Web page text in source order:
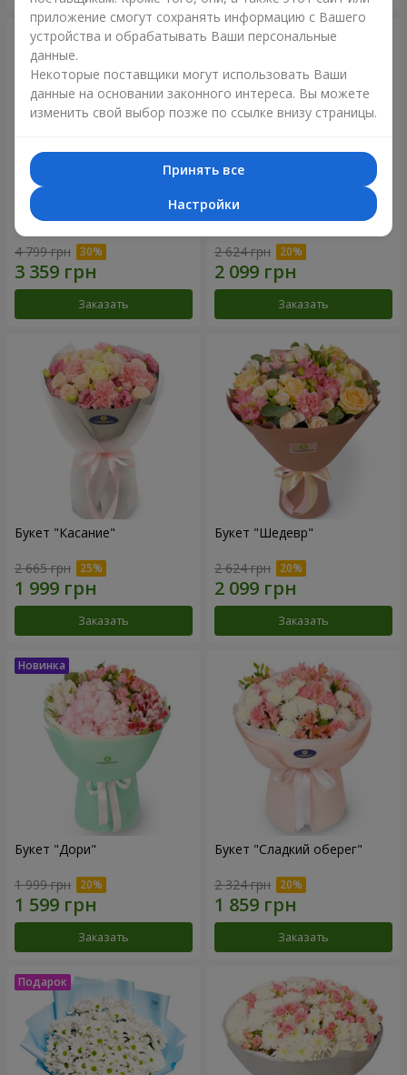
Букет "Your Smile"
4 799 грн
Заказать
Букет "Прикосновение
2 624 грн
Заказать
Букет "Касание"
2 665 грн
Заказать
Букет "Шедевр"
2 624 грн
Заказать
Букет "Дори"
1 999 грн
Заказать
Букет "Сладкий оберег"
2 324 грн
Заказать
приложение смогут сохранять информацию с Вашего
устройства и обрабатывать Ваши персональные
данные.
Некоторые поставщики могут использовать Ваши
данные на основании законного интереса. Вы можете
изменить свой выбор позже по ссылке внизу страницы.
Принять все
Настройки